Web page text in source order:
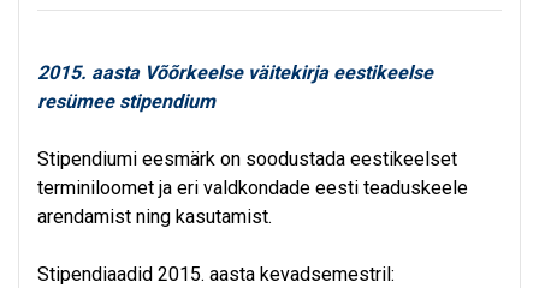
2015. aasta Võõrkeelse väitekirja eestikeelse
resümee stipendium
Stipendiumi eesmärk on soodustada eestikeelset
terminiloomet ja eri valdkondade eesti teaduskeele
arendamist ning kasutamist.
Stipendiaadid 2015. aasta kevadsemestril: